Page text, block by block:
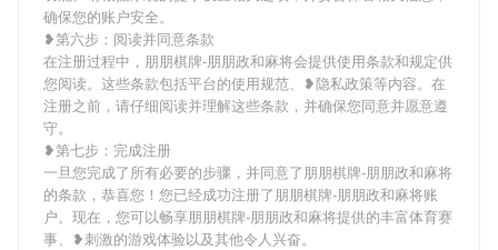
确保您的账户安全。
❥第六步：阅读并同意条款
在注册过程中，朋朋棋牌-朋朋政和麻将会提供使用条款和规定供
您阅读。这些条款包括平台的使用规范、❥隐私政策等内容。在
注册之前，请仔细阅读并理解这些条款，并确保您同意并愿意遵
守。
❥第七步：完成注册
一旦您完成了所有必要的步骤，并同意了朋朋棋牌-朋朋政和麻将
的条款，恭喜您！您已经成功注册了朋朋棋牌-朋朋政和麻将账
户。现在，您可以畅享朋朋棋牌-朋朋政和麻将提供的丰富体育赛
事、❥刺激的游戏体验以及其他令人兴奋。